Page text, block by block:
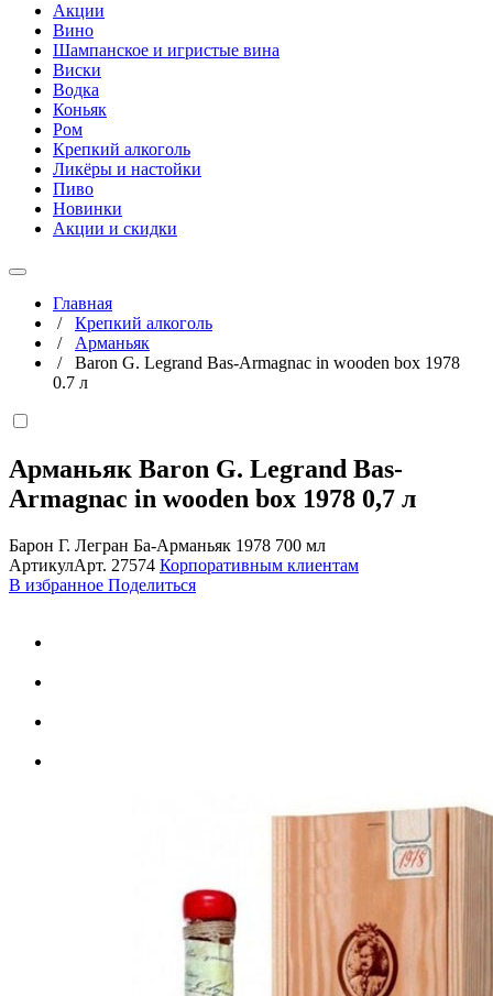
Акции
Вино
Шампанское и игристые вина
Виски
Водка
Коньяк
Ром
Крепкий алкоголь
Ликёры и настойки
Пиво
Новинки
Акции и скидки
Главная
/ Крепкий алкоголь
/ Арманьяк
/ Baron G. Legrand Bas-Armagnac in wooden box 1978
0.7 л
Арманьяк Baron G. Legrand Bas-
Armagnac in wooden box 1978 0,7 л
Барон Г. Легран Ба-Арманьяк 1978 700 мл
АртикулАрт. 27574 Корпоративным клиентам
В избранное Поделиться